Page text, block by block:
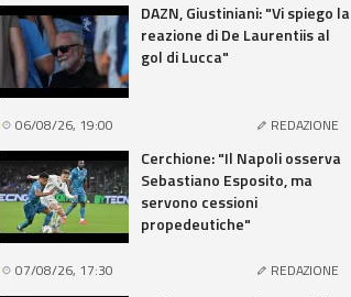
DAZN, Giustiniani: "Vi spiego la
reazione di De Laurentiis al
gol di Lucca"
06/08/26, 19:00 REDAZIONE
Cerchione: "Il Napoli osserva
Sebastiano Esposito, ma
servono cessioni
propedeutiche"
07/08/26, 17:30 REDAZIONE